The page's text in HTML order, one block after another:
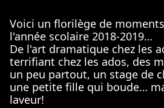
Voici un florilège de
l'année scolaire 2018-2019…
De l'art dramatique chez les
terrifiant chez les ados, des
un peu partout, un stage de
une petite fille qui boude…
laveur!